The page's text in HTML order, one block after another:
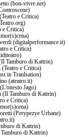
(bon-vivre.net)
e Critica)
e Critica)
(digitalperformance.it)
e Critica)
Tamburo di Kattrin)
e Critica)
in Tranlsation)
(ateatro.it)
Jago)
(Il Tamburo di Kattrin)
e Critica)
(Perypezye Urbane)
di Kattrin)
di Kattrin)